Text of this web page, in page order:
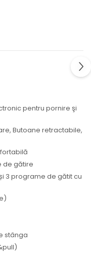
pentru pornire şi
Butoane retractabile,
de gătire
3 programe de gătit cu
stânga